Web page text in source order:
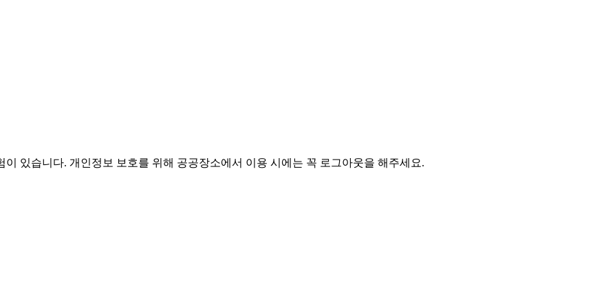
있습니다. 개인정보 보호를 위해 공공장소에서 이용 시에는 꼭 로그아웃을 해주세요.